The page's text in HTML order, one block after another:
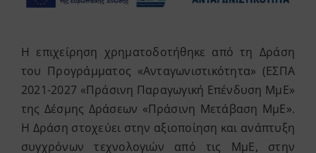
Η επιχείρηση χρηματοδοτήθηκε από τη Δράση
του Προγράμματος «Ανταγωνιστικότητα» (ΕΣΠΑ
2021-2027 «Πράσινη Παραγωγική Επένδυση ΜμΕ»
της Δέσμης Δράσεων «Πράσινη Μετάβαση ΜμΕ».
Η Δράση στοχεύει στην αξιοποίηση και ανάπτυξη
συγχρόνων τεχνολογιών από τις ΜμΕ, στην